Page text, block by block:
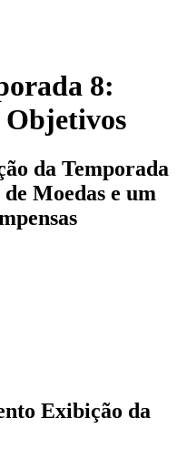
8:
Objetivos
da Temporada
Moedas e um
Exibição da